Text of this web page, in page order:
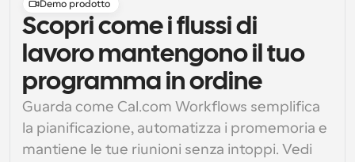
Demo prodotto
Scopri come i flussi di
lavoro mantengono il tuo
programma in ordine
Guarda come Cal.com Workflows semplifica
la pianificazione, automatizza i promemoria e
mantiene le tue riunioni senza intoppi. Vedi